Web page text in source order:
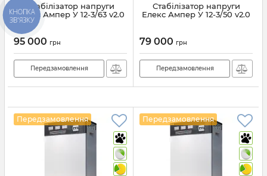
Стабілізатор напруги
Елекс Ампер У 12-3/63 v2.0
95 000 грн
Передзамовлення
Стабілізатор напруги
Елекс Ампер У 12-3/50 v2.0
79 000 грн
Передзамовлення
Передзамовлення Передзамовлення
КНОПКА
ЗВ'ЯЗКУ